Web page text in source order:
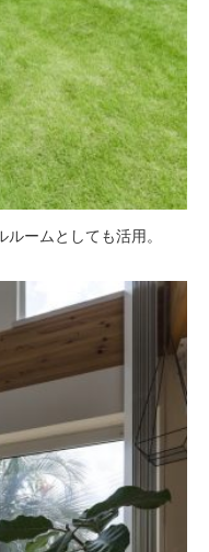
ームとしても活用。